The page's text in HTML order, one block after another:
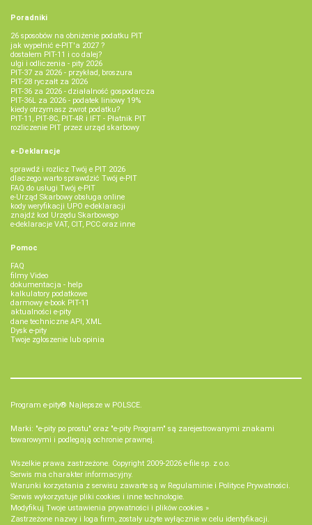
Poradniki
26 sposobów na obniżenie podatku PIT
jak wypełnić e-PIT'a 2027 ?
dostałem PIT-11 i co dalej?
ulgi i odliczenia - pity 2026
PIT-37 za 2026 - przykład, broszura
PIT-28 ryczałt za 2026
PIT-36 za 2026 - działalność gospodarcza
PIT-36L za 2026 - podatek liniowy 19%
kiedy otrzymasz zwrot podatku?
PIT-11, PIT-8C, PIT-4R i IFT - Płatnik PIT
rozliczenie PIT przez urząd skarbowy
e-Deklaracje
sprawdź i rozlicz Twój e PIT 2026
dlaczego warto sprawdzić Twój e-PIT
FAQ do usługi Twój e-PIT
e-Urząd Skarbowy obsługa online
kody weryfikacji UPO e-deklaracji
znajdź kod Urzędu Skarbowego
e-deklaracje VAT, CIT, PCC oraz inne
Pomoc
FAQ
filmy Video
dokumentacja - help
kalkulatory podatkowe
darmowy e-book PIT-11
aktualności e-pity
dane techniczne API, XML
Dysk e-pity
Twoje zgłoszenie lub opinia
Program e-pity® Najlepsze w POLSCE.
Marki: "e-pity po prostu" oraz "e-pity Program" są zarejestrowanymi znakami
towarowymi i podlegają ochronie prawnej.
Wszelkie prawa zastrzeżone. Copyright 2009-2026 e-file sp. z o.o.
Serwis ma charakter informacyjny.
Warunki korzystania z serwisu zawarte są w Regulaminie i Polityce Prywatności.
Serwis wykorzystuje pliki cookies i inne technologie.
Modyfikuj Twoje ustawienia prywatności i plików cookies »
Zastrzeżone nazwy i loga firm, zostały użyte wyłącznie w celu identyfikacji.